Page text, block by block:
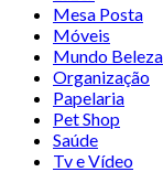
Mesa Posta
Móveis
Mundo Beleza
Organização
Papelaria
Pet Shop
Saúde
Tv e Vídeo